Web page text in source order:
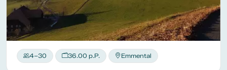
4–30 36.00 p.P. Emmental